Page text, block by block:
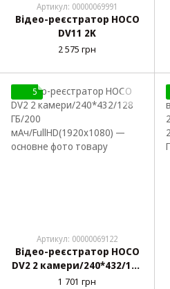
Артикул: 00000069991
Відео-реєстратор HOCO
DV11 2K
2 575 грн
5
Артикул: 00000069122
Відео-реєстратор HOCO
DV2 2 камери/240*432/128
ГБ/200
1 701 грн